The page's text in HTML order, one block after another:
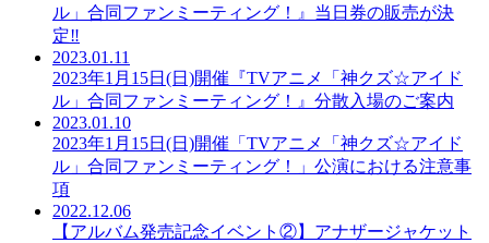
ル」合同ファンミーティング！』当日券の販売が決
定‼
2023.01.11
2023年1月15日(日)開催『TVアニメ「神クズ☆アイド
ル」合同ファンミーティング！』分散入場のご案内
2023.01.10
2023年1月15日(日)開催「TVアニメ「神クズ☆アイド
ル」合同ファンミーティング！」公演における注意事
項
2022.12.06
【アルバム発売記念イベント②】アナザージャケット